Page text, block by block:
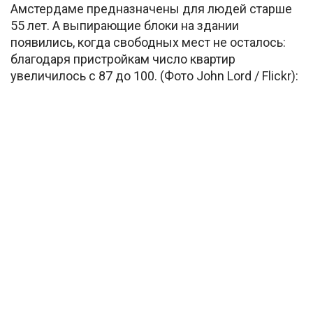
Амстердаме предназначены для людей старше
55 лет. А выпирающие блоки на здании
появились, когда свободных мест не осталось:
благодаря пристройкам число квартир
увеличилось с 87 до 100. (Фото John Lord / Flickr):